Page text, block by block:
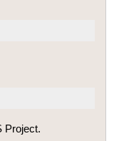
Project.